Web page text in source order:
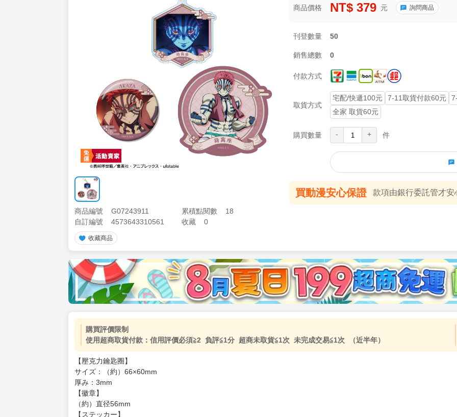
商品編號 G07243911 累積點閱數
18
自訂編號
4573643310561 收藏 0
收藏商品
商品價格 NT$ 379 元 詢問商品
刊登數量 50
銷售總數 0
付款方式
取貨方式
宅配/快遞100元 7-11取貨付款60元
全家 取貨60元
購買數量 - + 件
買動漫安心保證 款項由銀行委託管才安
加價購 ( 共
(加購品) 買動漫★《$15元-加固紙箱包裝》